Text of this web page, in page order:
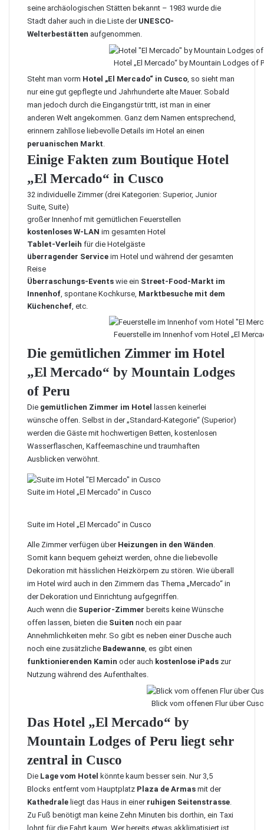
seine archäologischen Stätten bekannt – 1983 wurde die
Stadt daher auch in die Liste der UNESCO-
Welterbestätten aufgenommen.
Hotel „El Mercado“ by Mountain Lodges of
Steht man vorm Hotel „El Mercado“ in Cusco, so sieht man
nur eine gut gepflegte und Jahrhunderte alte Mauer. Sobald
man jedoch durch die Eingangstür tritt, ist man in einer
anderen Welt angekommen. Ganz dem Namen entsprechend,
erinnern zahllose liebevolle Details im Hotel an einen
peruanischen Markt.
Einige Fakten zum Boutique Hotel
„El Mercado“ in Cusco
32 individuelle Zimmer (drei Kategorien: Superior, Junior
Suite, Suite)
großer Innenhof mit gemütlichen Feuerstellen
kostenloses W-LAN im gesamten Hotel
Tablet-Verleih für die Hotelgäste
überragender Service im Hotel und während der gesamten
Reise
Überraschungs-Events wie ein Street-Food-Markt im
Innenhof, spontane Kochkurse, Marktbesuche mit dem
Küchenchef, etc.
Feuerstelle im Innenhof vom Hotel „El
Die gemütlichen Zimmer im Hotel
„El Mercado“ by Mountain Lodges
of Peru
Die gemütlichen Zimmer im Hotel
lassen keinerlei
wünsche offen. Selbst in der „Standard-Kategorie“ (Superior)
werden die Gäste mit hochwertigen Betten, kostenlosen
Wasserflaschen, Kaffeemaschine und traumhaften
Ausblicken verwöhnt.
Suite im Hotel „El Mercado“ in Cusco
Suite im Hotel „El Mercado“ in Cusco
Alle Zimmer verfügen über Heizungen in den Wänden.
Somit kann bequem geheizt werden, ohne die liebevolle
Dekoration mit hässlichen Heizkörpern zu stören. Wie überall
im Hotel wird auch in den Zimmern das Thema „Mercado“ in
der Dekoration und Einrichtung aufgegriffen.
Auch wenn die Superior-Zimmer bereits keine Wünsche
offen lassen, bieten die Suiten noch ein paar
Annehmlichkeiten mehr. So gibt es neben einer Dusche auch
noch eine zusätzliche Badewanne, es gibt einen
funktionierenden Kamin oder auch kostenlose iPads zur
Nutzung während des Aufenthaltes.
Blick vom offenen Flur über
Das Hotel „El Mercado“ by
Mountain Lodges of Peru liegt sehr
zentral in Cusco
Die Lage vom Hotel könnte kaum besser sein. Nur 3,5
Blocks entfernt vom Hauptplatz Plaza de Armas mit der
Kathedrale liegt das Haus in einer ruhigen Seitenstrasse.
Zu Fuß benötigt man keine Zehn Minuten bis dorthin, ein Taxi
lohnt für die Fahrt kaum. Wer bereits etwas akklimatisiert ist,